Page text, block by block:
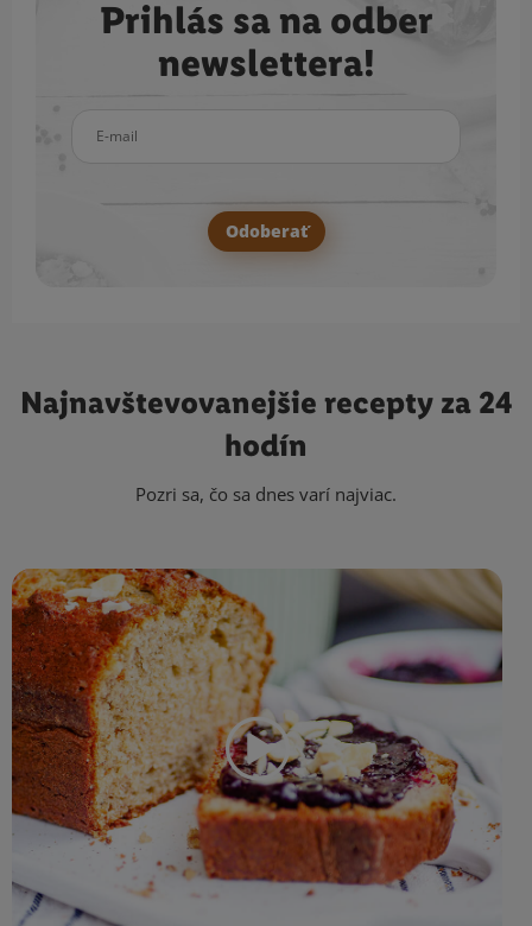
Prihlás sa na odber
newslettera!
Odoberať
Najnavštevovanejšie recepty za 24
hodín
Pozri sa, čo sa dnes varí najviac.